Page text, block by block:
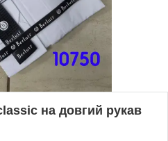
на довгий рукав